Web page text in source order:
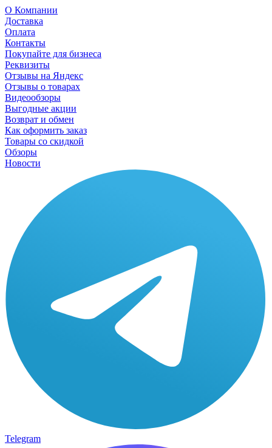
О Компании
Доставка
Оплата
Контакты
Покупайте для бизнеса
Реквизиты
Отзывы на Яндекс
Отзывы о товарах
Видеообзоры
Выгодные акции
Возврат и обмен
Как оформить заказ
Товары со скидкой
Обзоры
Новости
Telegram